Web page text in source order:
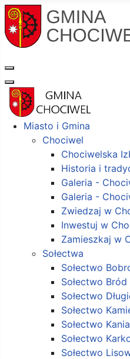
Miasto i Gmina
Chociwel
Chociwelska
Historia i
Galeria -
Galeria -
Zwiedzaj w
Inwestuj w
Zamieszkaj w
Sołectwa
Sołectwo
Sołectwo Bród
Sołectwo
Sołectwo
Sołectwo Kania
Sołectwo
Sołectwo